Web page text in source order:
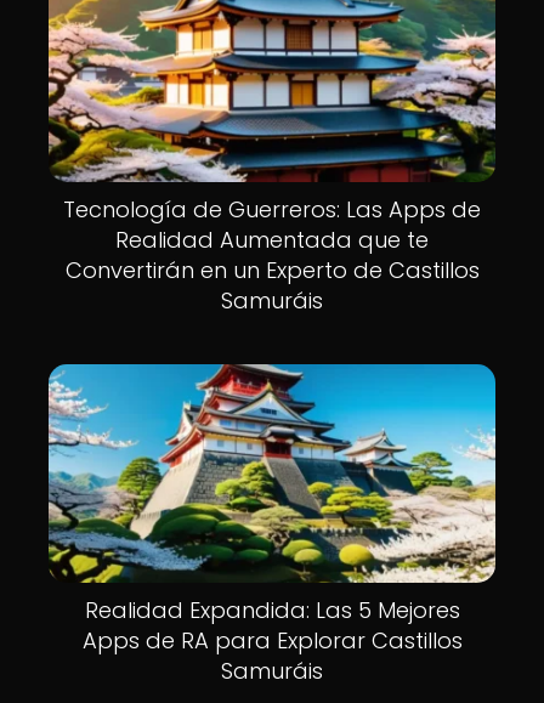
Tecnología de Guerreros: Las Apps de
Realidad Aumentada que te
Convertirán en un Experto de Castillos
Samuráis
Realidad Expandida: Las 5 Mejores
Apps de RA para Explorar Castillos
Samuráis